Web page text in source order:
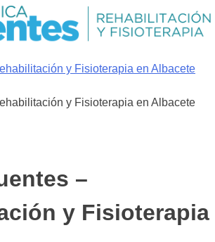
y Fisioterapia en Albacete
y Fisioterapia en Albacete
–
y Fisioterapia